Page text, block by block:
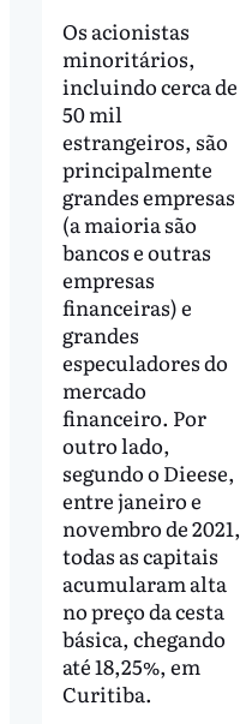
Os acionistas
minoritários,
incluindo cerca de
50 mil
estrangeiros, são
principalmente
grandes empresas
(a maioria são
bancos e outras
empresas
financeiras) e
grandes
especuladores do
mercado
financeiro. Por
outro lado,
segundo o Dieese,
entre janeiro e
novembro de 2021,
todas as capitais
acumularam alta
no preço da cesta
básica, chegando
até 18,25%, em
Curitiba.